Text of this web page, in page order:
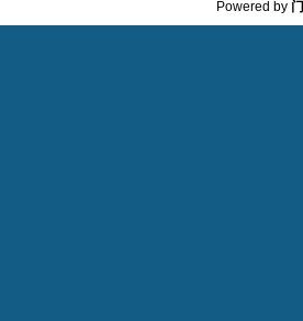
Powered by